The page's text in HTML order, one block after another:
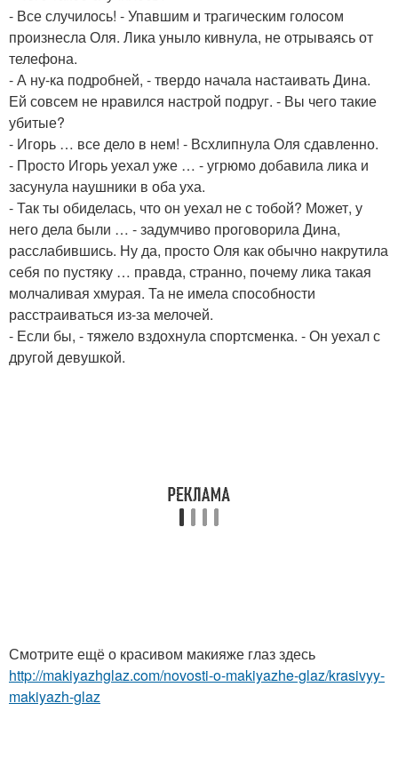
- Все случилось! - Упавшим и трагическим голосом
произнесла Оля. Лика уныло кивнула, не отрываясь от
телефона.
- А ну-ка подробней, - твердо начала настаивать Дина.
Ей совсем не нравился настрой подруг. - Вы чего такие
убитые?
- Игорь … все дело в нем! - Всхлипнула Оля сдавленно.
- Просто Игорь уехал уже … - угрюмо добавила лика и
засунула наушники в оба уха.
- Так ты обиделась, что он уехал не с тобой? Может, у
него дела были … - задумчиво проговорила Дина,
расслабившись. Ну да, просто Оля как обычно накрутила
себя по пустяку … правда, странно, почему лика такая
молчаливая хмурая. Та не имела способности
расстраиваться из-за мелочей.
- Если бы, - тяжело вздохнула спортсменка. - Он уехал с
другой девушкой.
Смотрите ещё о красивом макияже глаз здесь
http://makiyazhglaz.com/novosti-o-makiyazhe-glaz/krasivyy-
makiyazh-glaz